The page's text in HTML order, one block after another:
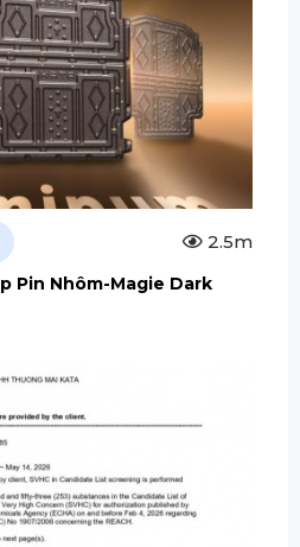
2.5m
Pin Nhôm-Magie Dark